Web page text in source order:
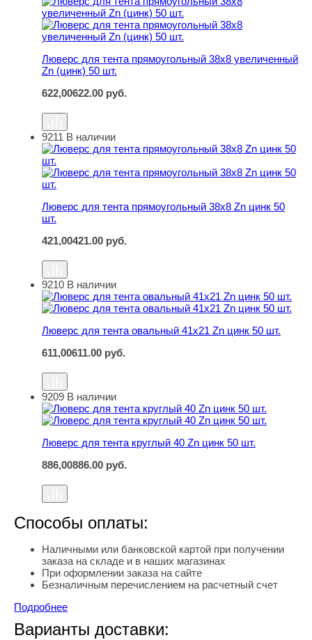
Люверс для тента прямоугольный 38х8 увеличенный
Zn (цинк) 50 шт.
622,00622.00 руб.
Люверс для тента прямоугольный 38х8 Zn цинк 50 шт.
9211 В наличии
Люверс для тента прямоугольный 38х8 Zn цинк 50
шт.
421,00421.00 руб.
Люверс для тента овальный 41х21 Zn цинк 50 шт.
9210 В наличии
Люверс для тента овальный 41х21 Zn цинк 50 шт.
611,00611.00 руб.
Люверс для тента круглый 40 Zn цинк 50 шт.
9209 В наличии
Люверс для тента круглый 40 Zn цинк 50 шт.
886,00886.00 руб.
Способы оплаты:
Наличными или банковской картой при получении
заказа на складе и в наших магазинах
При оформлении заказа на сайте
Безналичным перечислением на расчетный счет
Подробнее
Варианты доставки: